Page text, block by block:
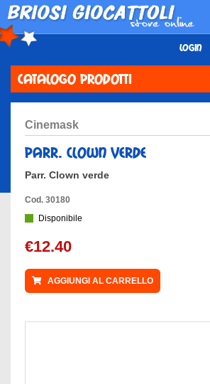
CATALOGO PRODOTTI
Login
cinemask
parr. clown verde
Parr. Clown verde
Cod. 30180
Disponibile
€12.40
AGGIUNGI AL CARRELLO